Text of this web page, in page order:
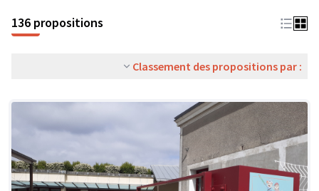
136 propositions
Classement des propositions par :